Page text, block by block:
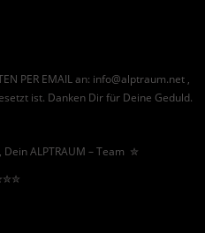
PER EMAIL an: info@alptraum.net ,
ist. Danken Dir für Deine Geduld.
ALPTRAUM – Team ✮